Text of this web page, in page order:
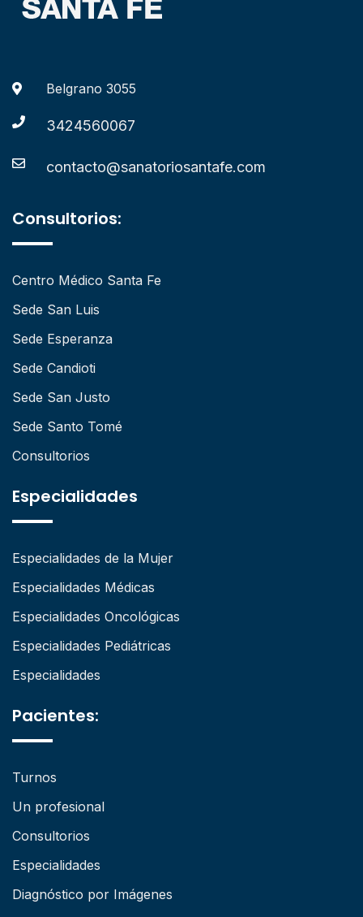
Belgrano 3055
3424560067
contacto@sanatoriosantafe.com
Consultorios:
Centro Médico Santa Fe
Sede San Luis
Sede Esperanza
Sede Candioti
Sede San Justo
Sede Santo Tomé
Consultorios
Especialidades
Especialidades de la Mujer
Especialidades Médicas
Especialidades Oncológicas
Especialidades Pediátricas
Especialidades
Pacientes:
Turnos
Un profesional
Consultorios
Especialidades
Diagnóstico por Imágenes